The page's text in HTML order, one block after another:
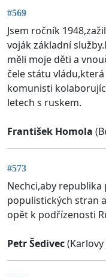
#569
Jsem ročník
voják základní
měli moje děti a
čele státu
komunisti
letech s ruskem.
František Homola
#573
Nechci,aby
populistických stran
opět k podřízenosti
Petr Šedivec(Karlovy